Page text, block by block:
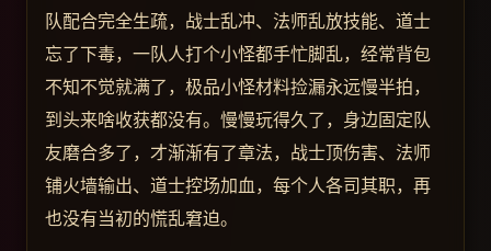
队配合完全生疏，战士乱冲、法师乱放技能、道士
忘了下毒，一队人打个小怪都手忙脚乱，经常背包
不知不觉就满了，极品小怪材料捡漏永远慢半拍，
到头来啥收获都没有。慢慢玩得久了，身边固定队
友磨合多了，才渐渐有了章法，战士顶伤害、法师
铺火墙输出、道士控场加血，每个人各司其职，再
也没有当初的慌乱窘迫。